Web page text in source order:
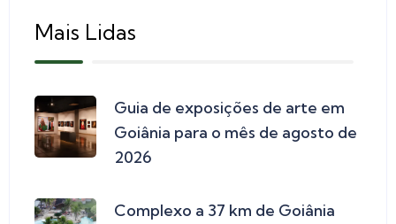
Mais Lidas
Guia de exposições de arte em
Goiânia para o mês de agosto de
2026
Complexo a 37 km de Goiânia